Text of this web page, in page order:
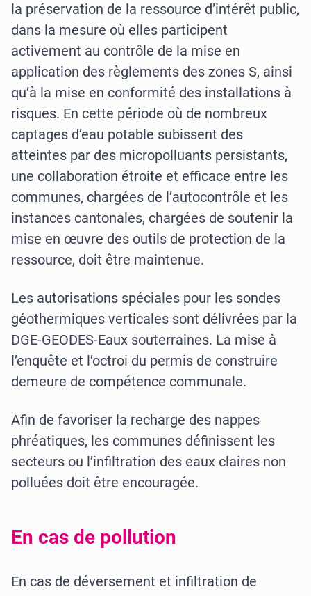
la préservation de la ressource d’intérêt public,
dans la mesure où elles participent
activement au contrôle de la mise en
application des règlements des zones S, ainsi
qu’à la mise en conformité des installations à
risques. En cette période où de nombreux
captages d’eau potable subissent des
atteintes par des micropolluants persistants,
une collaboration étroite et efficace entre les
communes, chargées de l’autocontrôle et les
instances cantonales, chargées de soutenir la
mise en œuvre des outils de protection de la
ressource, doit être maintenue.
Les autorisations spéciales pour les sondes
géothermiques verticales sont délivrées par la
DGE-GEODES-Eaux souterraines. La mise à
l’enquête et l’octroi du permis de construire
demeure de compétence communale.
Afin de favoriser la recharge des nappes
phréatiques, les communes définissent les
secteurs ou l’infiltration des eaux claires non
polluées doit être encouragée.
En cas de pollution
En cas de déversement et infiltration de